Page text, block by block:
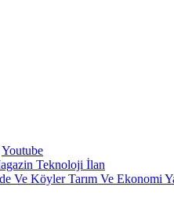
Youtube
Teknoloji İlan
Ve KöylerTarım Ve Ekonomi